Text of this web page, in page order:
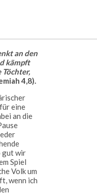
an den
kämpft
Töchter,
4,8).
eine
an die
gut wir
Spiel
Volk um
wenn ich